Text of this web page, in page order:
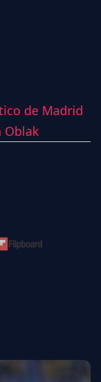
de Madrid
Oblak